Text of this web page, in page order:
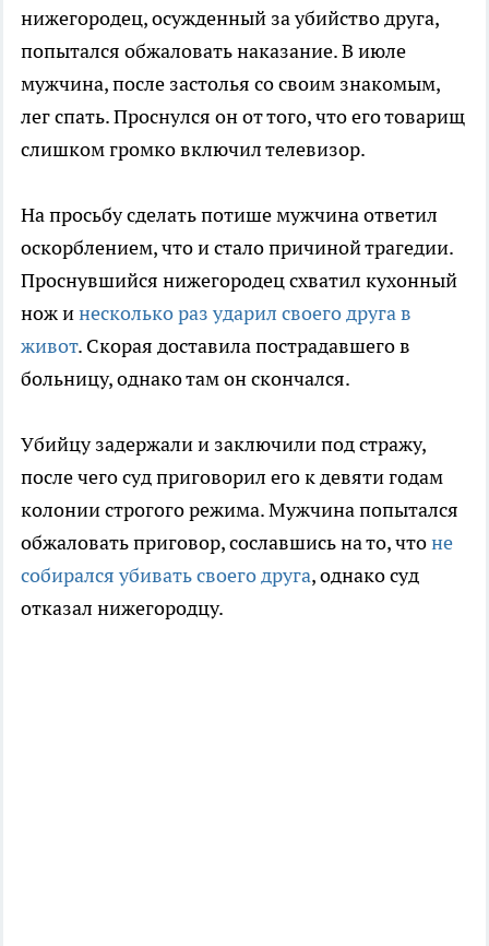
нижегородец, осужденный за убийство друга,
попытался обжаловать наказание. В июле
мужчина, после застолья со своим знакомым,
лег спать. Проснулся он от того, что его товарищ
слишком громко включил телевизор.
На просьбу сделать потише мужчина ответил
оскорблением, что и стало причиной трагедии.
Проснувшийся нижегородец схватил кухонный
нож инесколько раз ударил своего друга в
живот. Скорая доставила пострадавшего в
больницу, однако там он скончался.
Убийцу задержали и заключили под стражу,
после чего суд приговорил его к девяти годам
колонии строгого режима. Мужчина попытался
обжаловать приговор, сославшись на то, чтоне
собирался убивать своего друга, однако суд
отказал нижегородцу.